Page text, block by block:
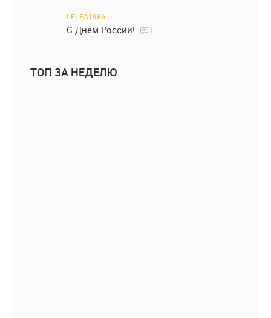
LELEA1986
С Днем России! 0
ТОП ЗА НЕДЕЛЮ